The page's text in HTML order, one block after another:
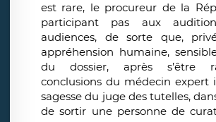
est rare, le procureur de la
participant pas aux
audiences, de sorte que,
appréhension humaine,
du dossier, après s’être
conclusions du médecin expert
sagesse du juge des tutelles,
de sortir une personne de